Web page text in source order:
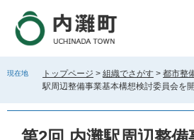
す
し
現在地 トップページ > 組織でさがす > 都市整
駅周辺整備事業基本構想検討委員会を